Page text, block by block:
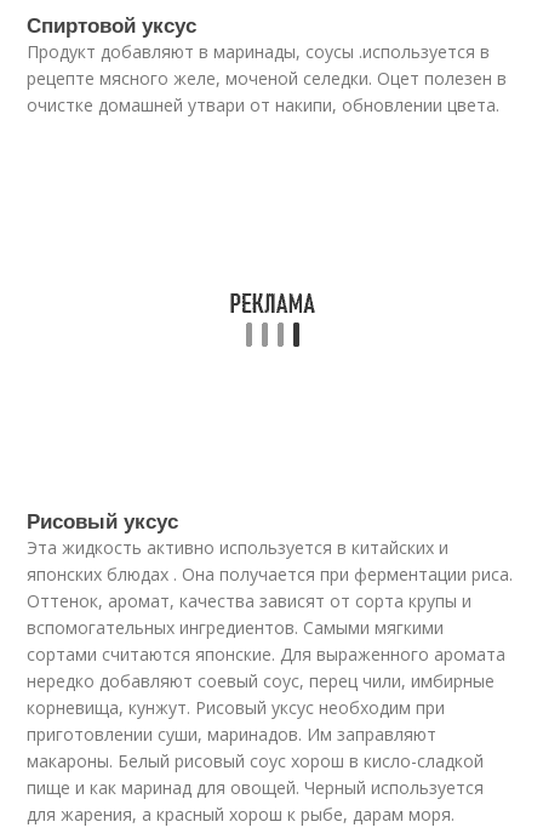
Спиртовой уксус
Продукт добавляют в маринады, соусы .используется в
рецепте мясного желе, моченой селедки. Оцет полезен в
очистке домашней утвари от накипи, обновлении цвета.
Рисовый уксус
Эта жидкость активно используется в китайских и
японских блюдах . Она получается при ферментации риса.
Оттенок, аромат, качества зависят от сорта крупы и
вспомогательных ингредиентов. Самыми мягкими
сортами считаются японские. Для выраженного аромата
нередко добавляют соевый соус, перец чили, имбирные
корневища, кунжут. Рисовый уксус необходим при
приготовлении суши, маринадов. Им заправляют
макароны. Белый рисовый соус хорош в кисло-сладкой
пище и как маринад для овощей. Черный используется
для жарения, а красный хорош к рыбе, дарам моря.